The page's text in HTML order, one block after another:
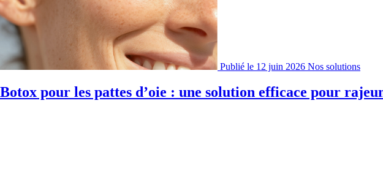
Publié le 12 juin 2026 Nos solutions
Botox pour les pattes d’oie : une solution efficace pour